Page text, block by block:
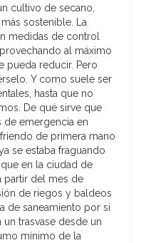
cultivo de secano,
sostenible. La
medidas de control
al máximo
pueda reducir. Pero
Y como suele ser
hasta que no
De qué sirve que
de emergencia en
de primera mano
se estaba fraguando
en la ciudad de
partir del mes de
de riegos y baldeos
de saneamiento por si
un trasvase desde un
mínimo de la